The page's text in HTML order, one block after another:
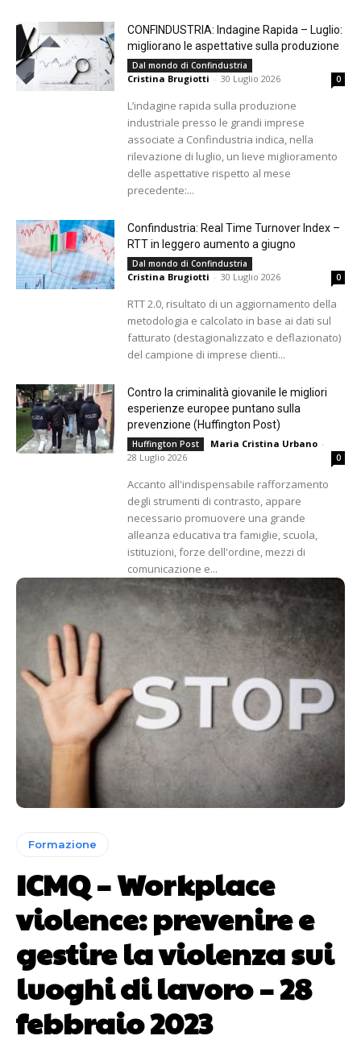
CONFINDUSTRIA: Indagine Rapida – Luglio:
migliorano le aspettative sulla produzione
Dal mondo di Confindustria
Cristina Brugiotti - 30 Luglio 2026 0
L’indagine rapida sulla produzione
industriale presso le grandi imprese
associate a Confindustria indica, nella
rilevazione di luglio, un lieve miglioramento
delle aspettative rispetto al mese
precedente:...
Confindustria: Real Time Turnover Index –
RTT in leggero aumento a giugno
Dal mondo di Confindustria
Cristina Brugiotti - 30 Luglio 2026 0
RTT 2.0, risultato di un aggiornamento della
metodologia e calcolato in base ai dati sul
fatturato (destagionalizzato e deflazionato)
del campione di imprese clienti...
Contro la criminalità giovanile le migliori
esperienze europee puntano sulla
prevenzione (Huffington Post)
Huffington Post Maria Cristina Urbano -
28 Luglio 2026
0
Accanto all'indispensabile rafforzamento
degli strumenti di contrasto, appare
necessario promuovere una grande
alleanza educativa tra famiglie, scuola,
istituzioni, forze dell'ordine, mezzi di
comunicazione e...
Formazione
ICMQ – Workplace
violence: prevenire e
gestire la violenza sui
luoghi di lavoro – 28
febbraio 2023